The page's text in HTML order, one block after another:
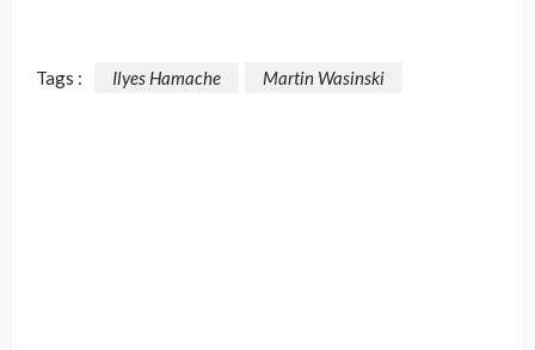
Tags : Ilyes Hamache Martin Wasinski